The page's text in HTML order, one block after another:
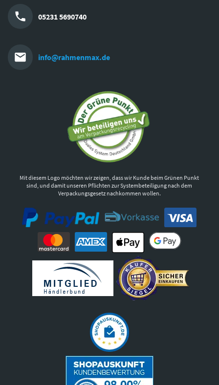
05231 5690740
info@rahmenmax.de
Mit diesem Logo möchten wir zeigen, dass wir Kunde beim Grünen Punkt
sind, und damit unseren Pflichten zur Systembeteiligung nach dem
Verpackungsgesetz nachkommen wollen.